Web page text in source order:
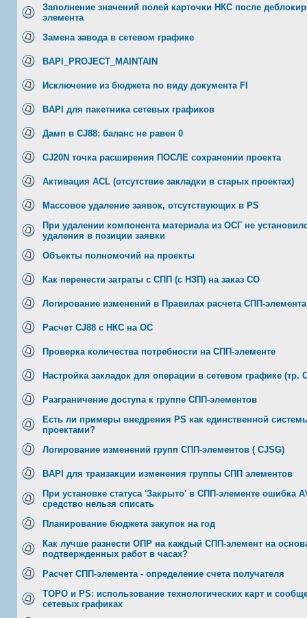
Заполнение значений полей карточки НКС после
элемента
Замена завода в сетевом графике
BAPI_PROJECT_MAINTAIN
Исключение из бюджета по виду документа FI
BAPI для пакетника сетевых графиков
Дамп в CJ88: баланс не равен 0
CJ20N точка расширения ПОСЛЕ сохранении проекта
Активация ACL (отсутствие закладки в старых проектах)
Массовое удаление заявок, отсутствующих в PS
При удалении компонента материала из ОСГ не
удаления в позиции заявки
Объекты полномочий на проекты
Как перенести затраты с СПП (с НЗП) на заказ СО
Логирование изменений в Правилах расчета СПП-элемента
Расчет CJ88 с НКС на ОС
Проверка количества потребности на СПП-элементе
Настройка закладок для операции в сетевом графике (тр.
Разграничение доступа к группе СПП-элементов
Есть ли примеры внедрения PS как единственной
проектами?
Логирование изменений групп СПП-элементов ( CJSG)
BAPI для транзакции изменения группы СПП элементов
При установке статуса 'Закрыто' в СПП-элементе ошибка
средство нельзя списать
Планирование бюджета закупок на год
Как лучше разнести ОПР на каждый СПП-элемент на
подтвержденных работ в часах?
Расчет СПП-элемента - определение счета получателя
ТОРО и PS: использование технологических карт и
сетевых графиках